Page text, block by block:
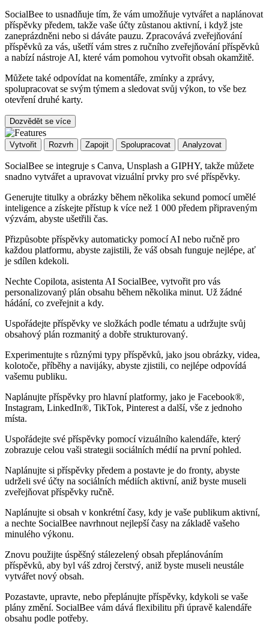
SocialBee to usnadňuje tím, že vám umožňuje vytvářet a naplánovat
příspěvky předem, takže vaše účty zůstanou aktivní, i když jste
zaneprázdněni nebo si dáváte pauzu. Zpracovává zveřejňování
příspěvků za vás, ušetří vám stres z ručního zveřejňování příspěvků
a nabízí nástroje AI, které vám pomohou vytvořit obsah okamžitě.
Můžete také odpovídat na komentáře, zmínky a zprávy,
spolupracovat se svým týmem a sledovat svůj výkon, to vše bez
otevření druhé karty.
Dozvědět se více
Vytvořit Rozvrh Zapojit Spolupracovat Analyzovat
SocialBee se integruje s Canva, Unsplash a GIPHY, takže můžete
snadno vytvářet a upravovat vizuální prvky pro své příspěvky.
Generujte titulky a obrázky během několika sekund pomocí umělé
inteligence a získejte přístup k více než 1 000 předem připraveným
výzvám, abyste ušetřili čas.
Přizpůsobte příspěvky automaticky pomocí AI nebo ručně pro
každou platformu, abyste zajistili, že váš obsah funguje nejlépe, ať
je sdílen kdekoli.
Nechte Copilota, asistenta AI SocialBee, vytvořit pro vás
personalizovaný plán obsahu během několika minut. Už žádné
hádání, co zveřejnit a kdy.
Uspořádejte příspěvky ve složkách podle tématu a udržujte svůj
obsahový plán rozmanitý a dobře strukturovaný.
Experimentujte s různými typy příspěvků, jako jsou obrázky, videa,
kolotoče, příběhy a navijáky, abyste zjistili, co nejlépe odpovídá
vašemu publiku.
Naplánujte příspěvky pro hlavní platformy, jako je Facebook®,
Instagram, LinkedIn®, TikTok, Pinterest a další, vše z jednoho
místa.
Uspořádejte své příspěvky pomocí vizuálního kalendáře, který
zobrazuje celou vaši strategii sociálních médií na první pohled.
Naplánujte si příspěvky předem a postavte je do fronty, abyste
udrželi své účty na sociálních médiích aktivní, aniž byste museli
zveřejňovat příspěvky ručně.
Naplánujte si obsah v konkrétní časy, kdy je vaše publikum aktivní,
a nechte SocialBee navrhnout nejlepší časy na základě vašeho
minulého výkonu.
Znovu použijte úspěšný stálezelený obsah přeplánováním
příspěvků, aby byl váš zdroj čerstvý, aniž byste museli neustále
vytvářet nový obsah.
Pozastavte, upravte, nebo přeplánujte příspěvky, kdykoli se vaše
plány změní. SocialBee vám dává flexibilitu při úpravě kalendáře
obsahu podle potřeby.